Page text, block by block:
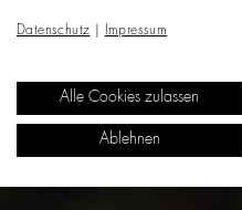
Datenschutz Impressum
Alle Cookies zulassen
Ablehnen